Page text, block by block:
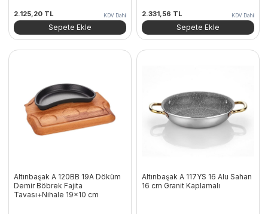
2.125,20 TL KDV Dahil
Sepete Ekle
2.331,56 TL KDV Dahil
Sepete Ekle
Altınbaşak A 120BB 19A Döküm
Demir Böbrek Fajita
Tavası+Nihale 19×10 cm
Altınbaşak A 117YS 16 Alu Sahan
16 cm Granit Kaplamalı